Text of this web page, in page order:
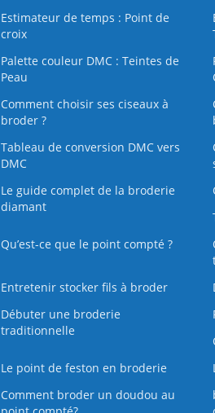
Estimateur de temps : Point de
croix
Palette couleur DMC : Teintes de
Peau
Comment choisir ses ciseaux à
broder ?
Tableau de conversion DMC vers
DMC
Le guide complet de la broderie
diamant
Qu’est-ce que le point compté ?
Entretenir stocker fils à broder
Débuter une broderie
traditionnelle
Le point de feston en broderie
Comment broder un doudou au